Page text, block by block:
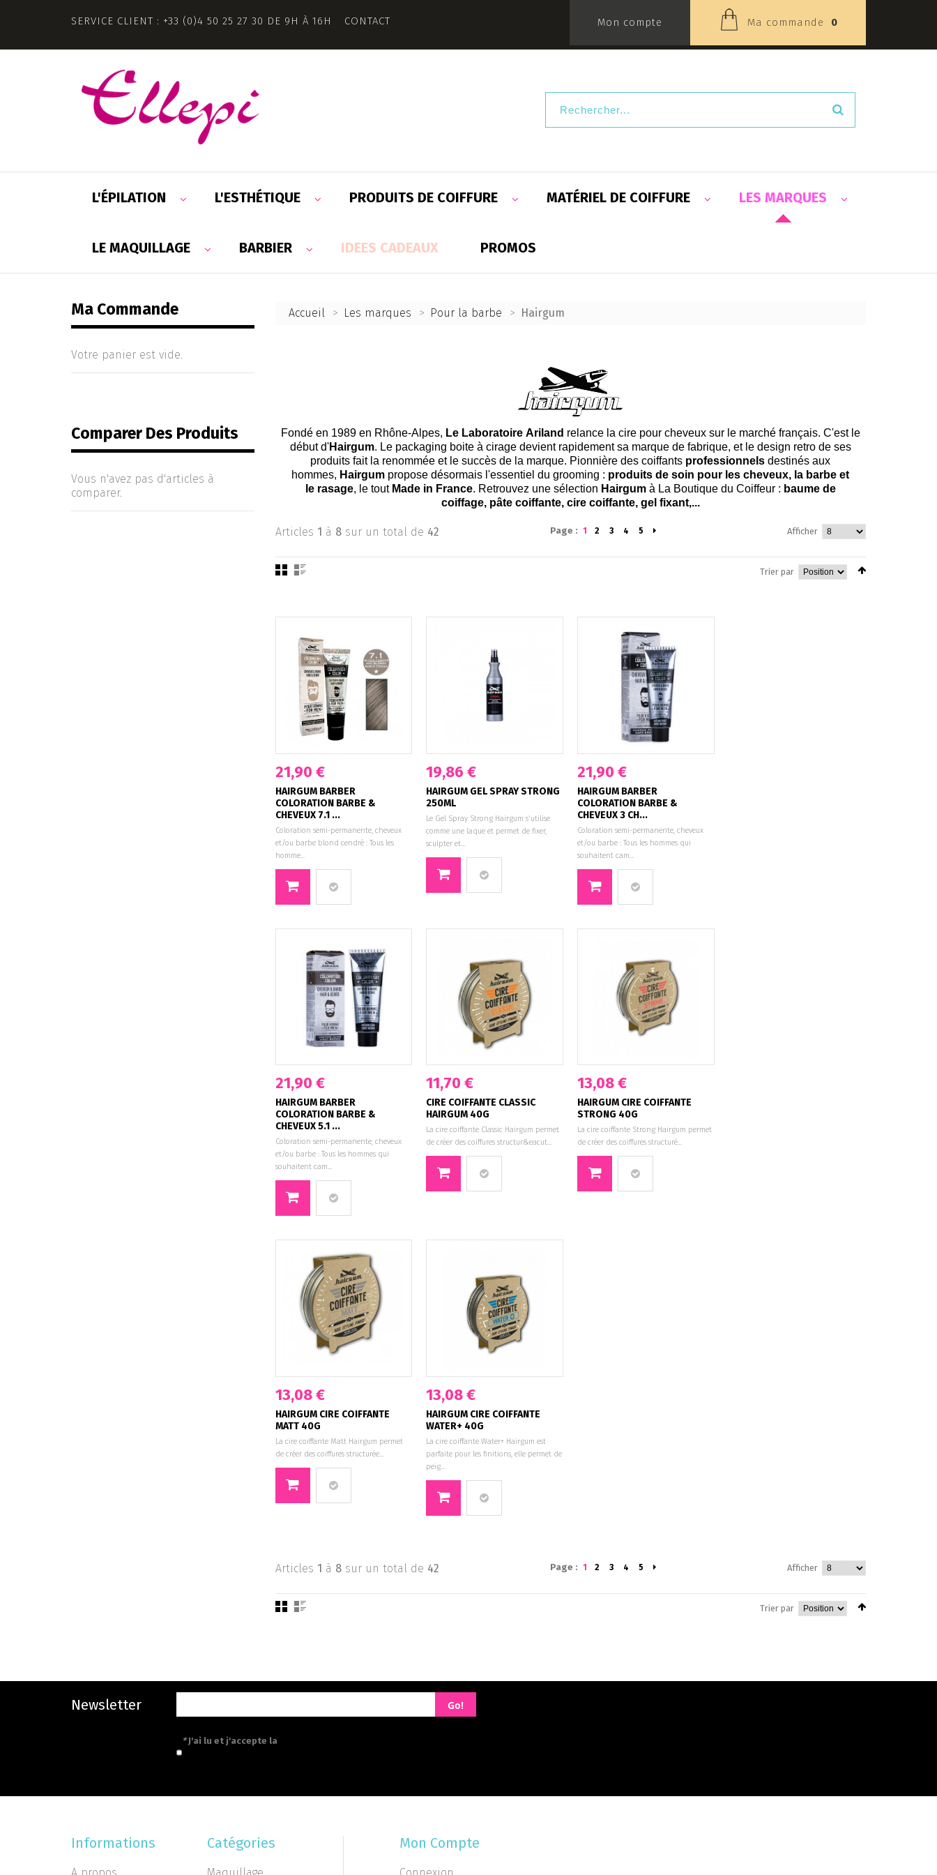
Mon compte Ma commande 0
SERVICE CLIENT : +33 (0)4 50 25 27 30 DE 9H À 16H CONTACT
L'ÉPILATION L'ESTHÉTIQUE PRODUITS DE COIFFURE MATÉRIEL DE COIFFURE LES MARQUES
LE MAQUILLAGE BARBIER IDEES CADEAUX PROMOS
Accueil > Les marques > Pour la barbe > Hairgum
Fondé en 1989 en Rhône-Alpes, Le Laboratoire Ariland relance la cire pour cheveux sur le marché français. C'est le
début d'Hairgum. Le packaging boite à cirage devient rapidement sa marque de fabrique, et le design retro de ses
produits fait la renommée et le succès de la marque. Pionnière des coiffants professionnels destinés aux
hommes, Hairgum propose désormais l'essentiel du grooming : produits de soin pour les cheveux, la barbe et
le rasage, le tout Made in France. Retrouvez une sélection Hairgum à La Boutique du Coiffeur : baume de
coiffage, pâte coiffante, cire coiffante, gel fixant,...
Articles 1 à 8sur un total de 42 Afficher
Page : 1 2 3 4 5
Trier par
21,90 €
HAIRGUM BARBER
COLORATION BARBE &
CHEVEUX 7.1 ...
Coloration semi-permanente, cheveux
et/ou barbe blond cendré : Tous les
homme...
19,86 €
HAIRGUM GEL SPRAY STRONG
250ML
Le Gel Spray Strong Hairgum s'utilise
comme une laque et permet de fixer,
sculpter et...
21,90 €
HAIRGUM BARBER
COLORATION BARBE &
CHEVEUX 3 CH...
Coloration semi-permanente, cheveux
et/ou barbe : Tous les hommes qui
souhaitent cam...
21,90 €
HAIRGUM BARBER
COLORATION BARBE &
CHEVEUX 5.1 ...
Coloration semi-permanente, cheveux
et/ou barbe : Tous les hommes qui
souhaitent cam...
11,70 €
CIRE COIFFANTE CLASSIC
HAIRGUM 40G
La cire coiffante Classic Hairgum permet
de créer des coiffures structur&eacut...
13,08 €
HAIRGUM CIRE COIFFANTE
STRONG 40G
La cire coiffante Strong Hairgum permet
de créer des coiffures structuré...
13,08 €
HAIRGUM CIRE COIFFANTE
MATT 40G
La cire coiffante Matt Hairgum permet
de créer des coiffures structurée...
13,08 €
HAIRGUM CIRE COIFFANTE
WATER+ 40G
La cire coiffante Water+ Hairgum est
parfaite pour les finitions, elle permet de
peig...
Articles 1 à 8sur un total de 42 Afficher
Page : 1 2 3 4 5
Trier par
Ma Commande
Votre panier est vide.
Comparer Des Produits
Vous n'avez pas d'articles à
comparer.
Newsletter Go!
*J'ai lu et j'accepte la
Informations Catégories Mon Compte